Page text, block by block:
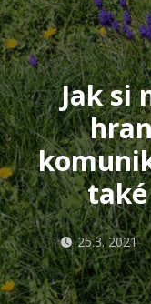
Jak si
25.3. 2021